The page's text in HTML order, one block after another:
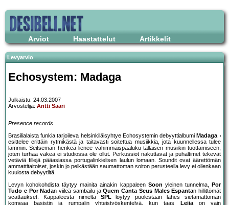
Arviot Haastattelut Artikkelit
Levyarvio
Echosystem: Madaga
Julkaistu: 24.03.2007
Arvostelija: Antti Saari
Presence records
Brasilialaista funkia tarjoileva helsinkiläisyhtye Echosystemin debyyttialbumi Madaga
esittelee erittäin rytmikästä ja taitavasti soitettua musiikkia, jota kuunnellessa tulee
lämmin. Seitsemän henkeä lienee vähimmäispääluku tällaisen musiikin tuottamiseen,
joten turhaa väkeä ei studiossa ole ollut. Perkussiot nakuttavat ja puhaltimet tekevät
vetäviä fillejä pääasiassa portugalinkielisen laulun lomaan. Soundit ovat äärettömän
ammattitaitoiset, joskin jo pelkästään saumattoman soiton perusteella levy ei ollenkaan
kuulosta debyytiltä.
Levyn kohokohdista täytyy mainita ainakin kappaleen Soon yleinen tunnelma,
Por
Tudo e Por Nadan viileä sambailu jaQuem Canta Seus Males Espantan hillittömät
scattaukset. Kappaleesta nimeltä SPLlöytyy puolestaan lähes sietämättömän
komeaa basistin ja rumpalin yhteistyöskentelyä, kun taas
Leijaon vain